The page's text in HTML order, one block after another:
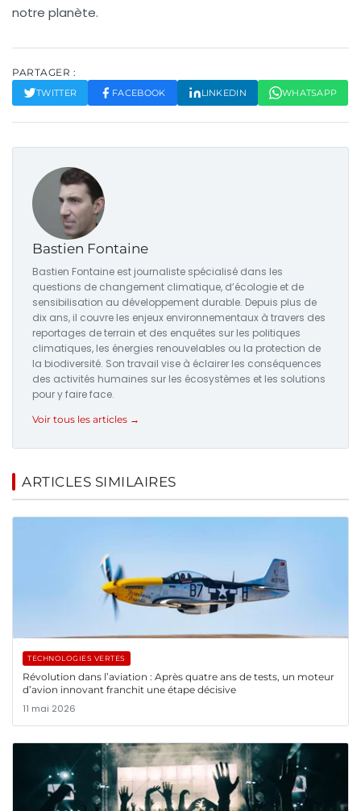
notre planète.
PARTAGER :
TWITTER FACEBOOK LINKEDIN WHATSAPP
Bastien Fontaine
Bastien Fontaine est journaliste spécialisé dans les
questions de changement climatique, d’écologie et de
sensibilisation au développement durable. Depuis plus de
dix ans, il couvre les enjeux environnementaux à travers des
reportages de terrain et des enquêtes sur les politiques
climatiques, les énergies renouvelables ou la protection de
la biodiversité. Son travail vise à éclairer les conséquences
des activités humaines sur les écosystèmes et les solutions
pour y faire face.
Voir tous les articles →
ARTICLES SIMILAIRES
TECHNOLOGIES VERTES
Révolution dans l’aviation : Après quatre ans de tests, un moteur
d’avion innovant franchit une étape décisive
11 mai 2026